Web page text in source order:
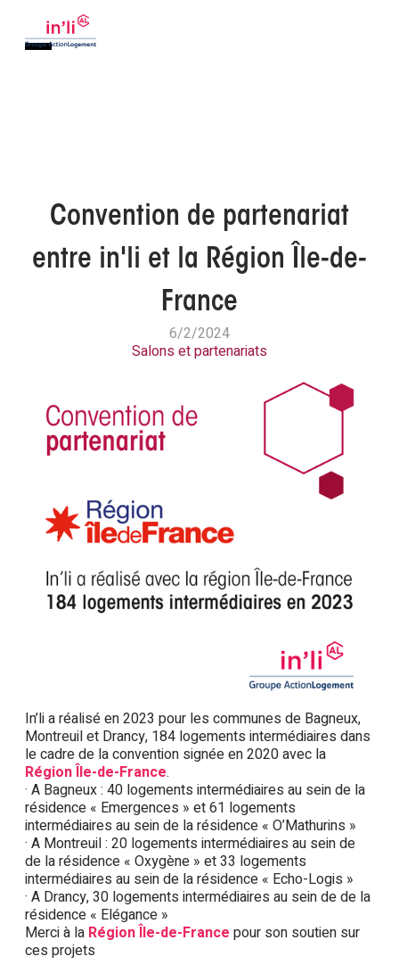
Convention de partenariat
entre in'li et la Région Île-de-
France
6/2/2024
Salons et partenariats
In’li a réalisé en 2023 pour les communes de Bagneux,
Montreuil et Drancy, 184 logements intermédiaires dans
le cadre de la convention signée en 2020 avec la
Région Île-de-France.
· A Bagneux : 40 logements intermédiaires au sein de la
résidence « Emergences » et 61 logements
intermédiaires au sein de la résidence « O’Mathurins »
· A Montreuil : 20 logements intermédiaires au sein de
de la résidence « Oxygène » et 33 logements
intermédiaires au sein de la résidence « Echo-Logis »
· A Drancy, 30 logements intermédiaires au sein de de la
résidence « Elégance »
Merci à la Région Île-de-France pour son soutien sur
ces projets